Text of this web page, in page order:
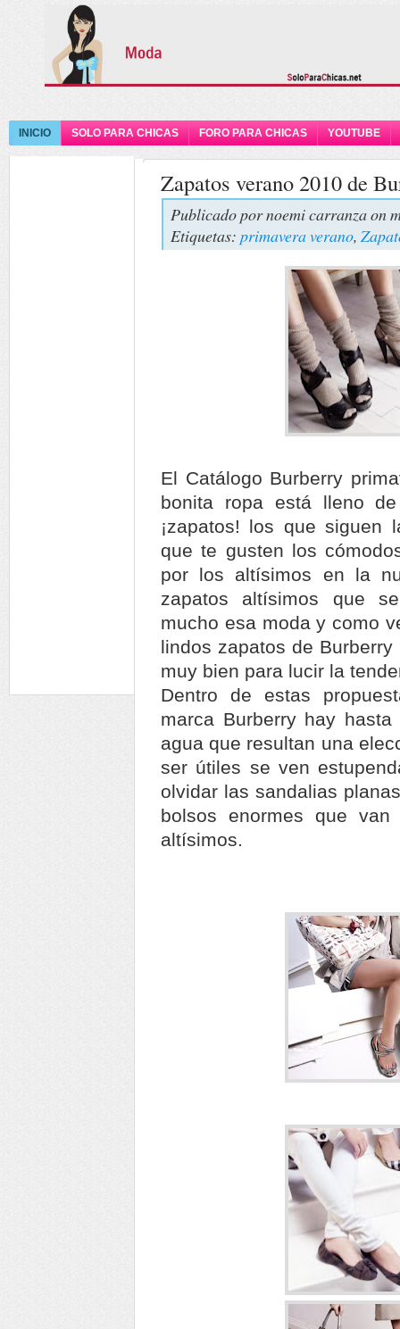
INICIO SOLO PARA CHICAS FORO PARA CHICAS YOUTUBE
Zapatos verano 2010 de
Publicado pornoemi carranzaon
Etiquetas: primavera verano,
El Catálogo Burberry
bonita ropa está lleno
¡zapatos! los que siguen
que te gusten los
por los altísimos en la
zapatos altísimos que
mucho esa moda y como
lindos zapatos de
muy bien para lucir la
Dentro de estas
marca Burberry hay
agua que resultan una
ser útiles se ven
olvidar las sandalias
bolsos enormes que
altísimos.